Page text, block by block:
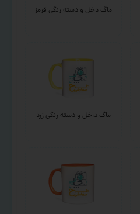
ماگ دخل و دسته رنگی قرمز
ماگ داخل و دسته رنگی زرد